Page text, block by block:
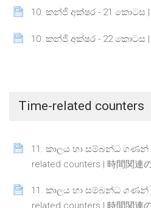
10. කන්ජි අක්ෂර - 21 කොටස |
10. කන්ජි අක්ෂර - 22 කොටස |
Time-related counters
11. කාලය හා සම්බන්ධ ගණන්
related counters | 時間関連
11. කාලය හා සම්බන්ධ ගණන්
related counters | 時間関連